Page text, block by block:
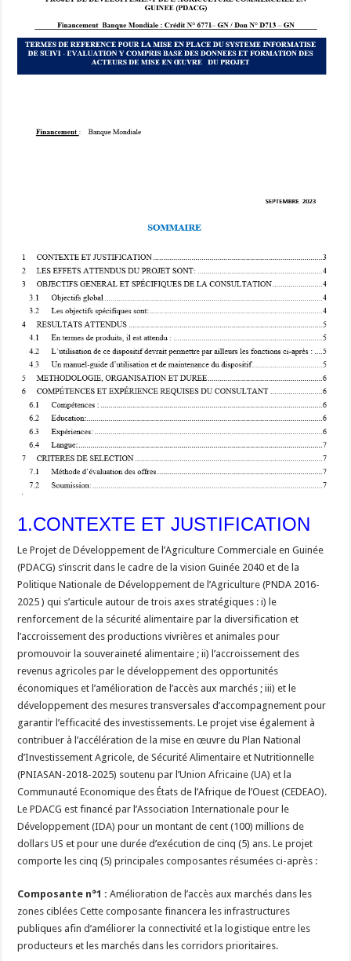
1.CONTEXTE ET JUSTIFICATION
Le Projet de Développement de l’Agriculture Commerciale en Guinée
(PDACG) s’inscrit dans le cadre de la vision Guinée 2040 et de la
Politique Nationale de Développement de l’Agriculture (PNDA 2016-
2025 ) qui s’articule autour de trois axes stratégiques : i) le
renforcement de la sécurité alimentaire par la diversification et
l’accroissement des productions vivrières et animales pour
promouvoir la souveraineté alimentaire ; ii) l’accroissement des
revenus agricoles par le développement des opportunités
économiques et l’amélioration de l’accès aux marchés ; iii) et le
développement des mesures transversales d’accompagnement pour
garantir l’efficacité des investissements. Le projet vise également à
contribuer à l’accélération de la mise en œuvre du Plan National
d’Investissement Agricole, de Sécurité Alimentaire et Nutritionnelle
(PNIASAN-2018-2025) soutenu par l’Union Africaine (UA) et la
Communauté Economique des États de l’Afrique de l’Ouest (CEDEAO).
Le PDACG est financé par l’Association Internationale pour le
Développement (IDA) pour un montant de cent (100) millions de
dollars US et pour une durée d’exécution de cinq (5) ans. Le projet
comporte les cinq (5) principales composantes résumées ci-après :
Composante n°1 : Amélioration de l’accès aux marchés dans les
zones ciblées Cette composante financera les infrastructures
publiques afin d’améliorer la connectivité et la logistique entre les
producteurs et les marchés dans les corridors prioritaires.